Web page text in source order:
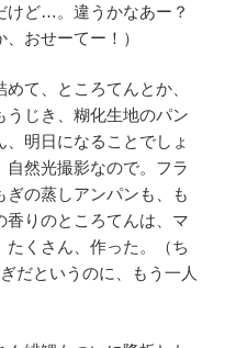
ど…。違うかなあー？
おせーてー！）
て、ところてんとか、
じき、糊化生地のパン
明日になることでしょ
自然光撮影なので。フラ
ぎの蒸しアンパンも、も
香りのところてんは、マ
くさん、作った。（ち
だというのに、もう一人